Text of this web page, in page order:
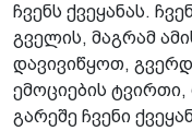
ჩვენს ქვეყანას.
გველის, მაგრამ
დავივიწყოთ,
ემოციების
გარეშე ჩვენი